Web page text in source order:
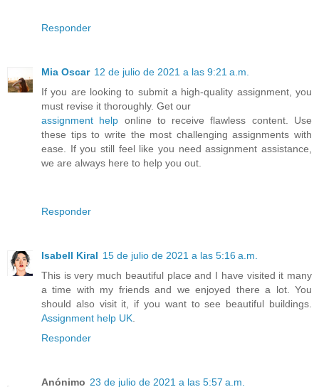
Responder
Mia Oscar 12 de julio de 2021 a las 9:21 a.m.
If you are looking to submit a high-quality assignment, you
must revise it thoroughly. Get our
assignment help online to receive flawless content. Use
these tips to write the most challenging assignments with
ease. If you still feel like you need assignment assistance,
we are always here to help you out.
Responder
Isabell Kiral 15 de julio de 2021 a las 5:16 a.m.
This is very much beautiful place and I have visited it many
a time with my friends and we enjoyed there a lot. You
should also visit it, if you want to see beautiful buildings.
Assignment help UK
Responder
Anónimo 23 de julio de 2021 a las 5:57 a.m.